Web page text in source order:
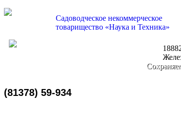
Садоводческое некоммерческое
товарищество «Наука и Техника»
(81378) 59-934